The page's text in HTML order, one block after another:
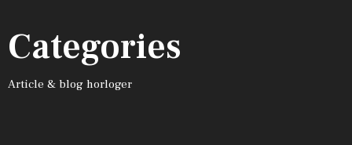
Categories
Article & blog horloger